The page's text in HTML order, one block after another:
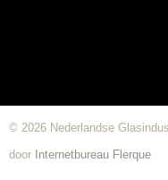
© 2026 Nederlandse
door Internetbureau Flerque